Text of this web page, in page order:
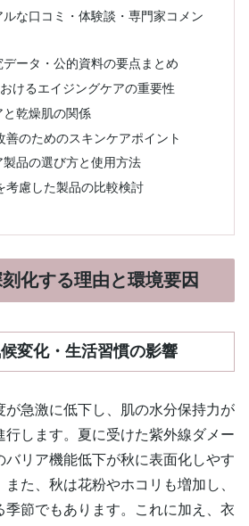
な口コミ・体験談・専門家コメン
ータ・公的資料の要点まとめ
けるエイジングケアの重要性
乾燥肌の関係
善のためのスキンケアポイント
品の選び方と使用方法
考慮した製品の比較検討
化する理由と環境要因
変化・生活習慣の影響
が急激に低下し、肌の水分保持力が
行します。夏に受けた紫外線ダメー
バリア機能低下が秋に表面化しやす
た、秋は花粉やホコリも増加し、
季節でもあります。これに加え、衣